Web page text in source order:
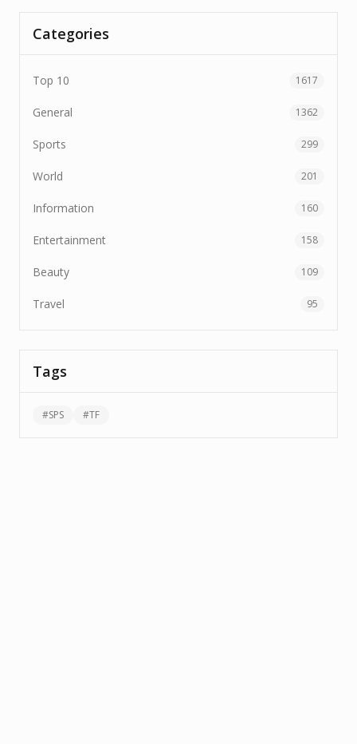
Categories
Top 10 1617
General 1362
Sports 299
World 201
Information 160
Entertainment 158
Beauty 109
Travel 95
Tags
#SPS #TF